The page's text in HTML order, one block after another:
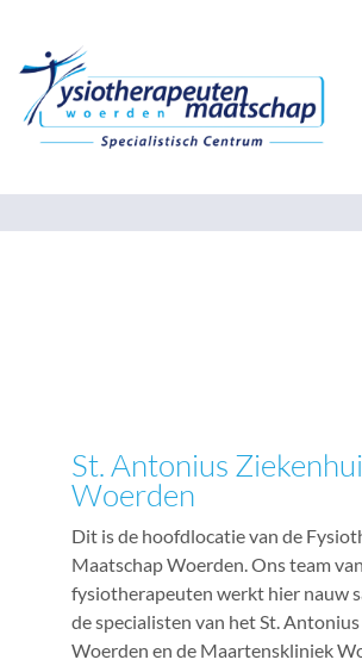
St. Antonius
Woerden
Dit is de hoofdlocatie van de
Maatschap Woerden. Ons team
fysiotherapeuten werkt hier nauw
de specialisten van het St.
Woerden en de Maartenskliniek